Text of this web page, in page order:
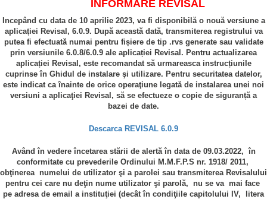
INFORMARE REVISAL
Incepând cu data de 10 aprilie 2023, va fi disponibilă o nouă versiune a
aplicației Revisal, 6.0.9. După această dată, transmiterea registrului va
putea fi efectuată numai pentru fișiere de tip .rvs generate sau validate
prin versiunile 6.0.8/6.0.9 ale aplicației Revisal. Pentru actualizarea
aplicației Revisal, este recomandat să urmareasca instrucțiunile
cuprinse în Ghidul de instalare şi utilizare. Pentru securitatea datelor,
este indicat ca înainte de orice operaţiune legată de instalarea unei noi
versiuni a aplicaţiei Revisal, să se efectueze o copie de siguranță a
bazei de date.
Descarca REVISAL 6.0.9
Având în vedere încetarea stării de alertă în data de 09.03.2022, în
conformitate cu prevederile Ordinului M.M.F.P.S nr. 1918/ 2011,
obţinerea numelui de utilizator şi a parolei sau transmiterea Revisalului
pentru cei care nu deţin nume utilizator şi parolă, nu se va mai face
pe adresa de email a instituţiei (decât în condiţiile capitolului IV, litera